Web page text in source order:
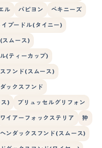
ル パピヨン ペキニーズ
イプードル(タイニー)
スムース)
(ティーカップ)
フンド(スムース)
ックスフンド
) ブリュッセルグリフォン
ワイアーフォックステリア 狆
ンダックスフンド(スムース)